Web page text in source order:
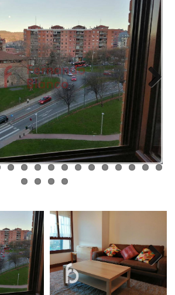
Next
Next